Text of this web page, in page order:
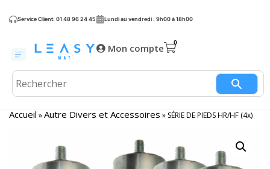
Service Client: 01 48 96 24 45 Lundi au vendredi : 9h00 à 18h00
Mon compte
Accueil »Autre Divers et Accessoires » SÉRIE DE PIEDS HR/HF (4x)